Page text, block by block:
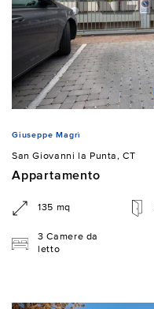
Giuseppe Magrì
San Giovanni la Punta, CT
Appartamento
135 mq
3 Camere da
letto